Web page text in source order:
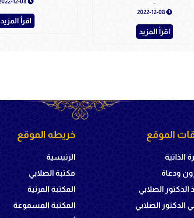
اقرأ المزيد
اقرأ المزيد
الموقع
الذاتية
ودعاة
الدكتور الصلابي
الدكتور الصلابي
خريطه الموقع
الرئيسية
مكتبة الصلابي
المكتبة المرئية
المكتبة المسموعة